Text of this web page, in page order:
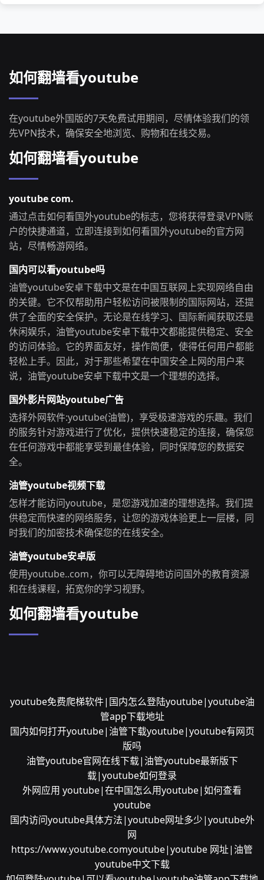
如何翻墙看youtube
在youtube外国版的7天免费试用期间，尽情体验我们的领
先VPN技术，确保安全地浏览、购物和在线交易。
如何翻墙看youtube
youtube com.
通过点击如何看国外youtube的标志，您将获得登录VPN账
户的快捷通道，立即连接到如何看国外youtube的官方网
站，尽情畅游网络。
国内可以看youtube吗
油管youtube安卓下载中文是在中国互联网上实现网络自由
的关键。它不仅帮助用户轻松访问被限制的国际网站，还提
供了全面的安全保护。无论是在线学习、国际新闻获取还是
休闲娱乐，油管youtube安卓下载中文都能提供稳定、安全
的访问体验。它的界面友好，操作简便，使得任何用户都能
轻松上手。因此，对于那些希望在中国安全上网的用户来
说，油管youtube安卓下载中文是一个理想的选择。
国外影片网站youtube广告
选择外网软件:youtube(油管)，享受极速游戏的乐趣。我们
的服务针对游戏进行了优化，提供快速稳定的连接，确保您
在任何游戏中都能享受到最佳体验，同时保障您的数据安
全。
油管youtube视频下载
怎样才能访问youtube，是您游戏加速的理想选择。我们提
供稳定而快速的网络服务，让您的游戏体验更上一层楼，同
时我们的加密技术确保您的在线安全。
油管youtube安卓版
使用youtube..com，你可以无障碍地访问国外的教育资源
和在线课程，拓宽你的学习视野。
如何翻墙看youtube
youtube免费爬梯软件|国内怎么登陆youtube|youtube油
管app下载地址
国内如何打开youtube|油管下载youtube|youtube有网页
版吗
油管youtube官网在线下载|油管youtube最新版下
载|youtube如何登录
外网应用 youtube|在中国怎么用youtube|如何查看
youtube
国内访问youtube具体方法|youtube网址多少|youtube外
网
https://www.youtube.comyoutube|youtube 网址|油管
youtube中文下载